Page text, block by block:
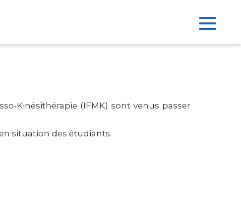
Kinésithérapie (IFMK) sont venus passer
situation des étudiants.